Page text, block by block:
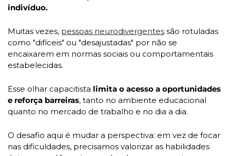
indivíduo.
Muitas vezes, pessoas neurodivergentes são rotuladas
como "difíceis" ou "desajustadas" por não se
encaixarem em normas sociais ou comportamentais
estabelecidas.
Esse olhar capacitista limita o acesso a oportunidades
e reforça barreiras, tanto no ambiente educacional
quanto no mercado de trabalho e no dia a dia.
O desafio aqui é mudar a perspectiva: em vez de focar
nas dificuldades, precisamos valorizar as habilidades